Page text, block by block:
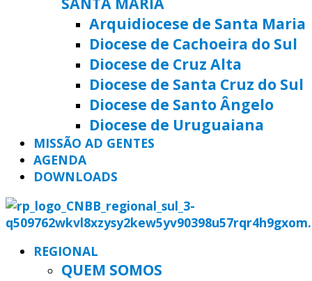
Arquidiocese de Santa Maria
Diocese de Cachoeira do Sul
Diocese de Cruz Alta
Diocese de Santa Cruz do Sul
Diocese de Santo Ângelo
Diocese de Uruguaiana
MISSÃO AD GENTES
AGENDA
DOWNLOADS
REGIONAL
QUEM SOMOS